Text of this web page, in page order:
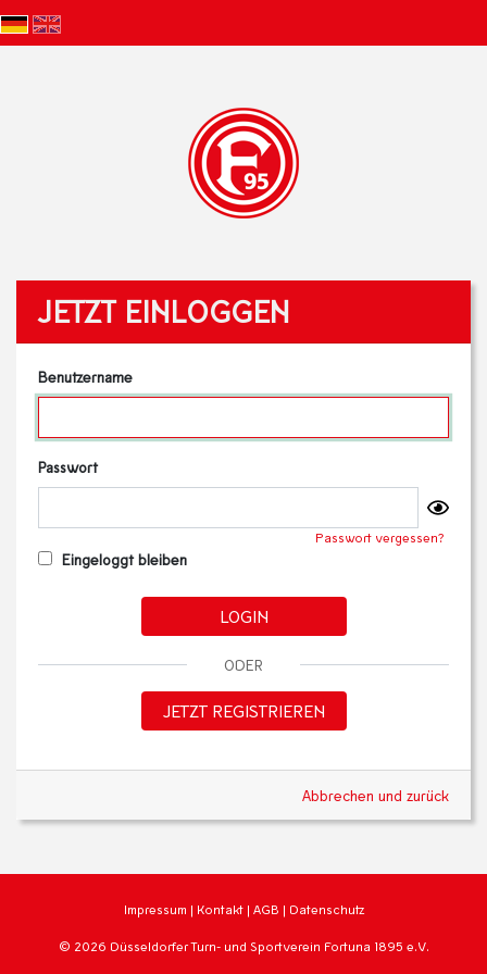
JETZT EINLOGGEN
Benutzername
Passwort
Passwort vergessen?
Eingeloggt bleiben
LOGIN
ODER
JETZT REGISTRIEREN
Abbrechen und zurück
Impressum | Kontakt | AGB | Datenschutz
© 2026 Düsseldorfer Turn- und Sportverein Fortuna 1895 e.V.